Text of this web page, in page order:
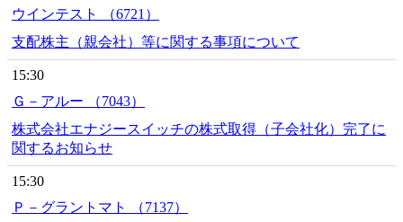
ウインテスト （6721）
支配株主（親会社）等に関する事項について
15:30
Ｇ－アルー （7043）
株式会社エナジースイッチの株式取得（子会社化）完了に
関するお知らせ
15:30
Ｐ－グラントマト （7137）